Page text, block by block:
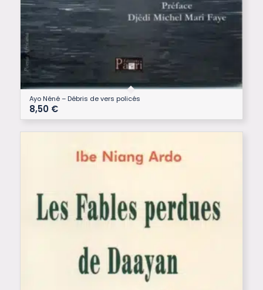
Ayo Néné – Débris de vers policés
8,50 €